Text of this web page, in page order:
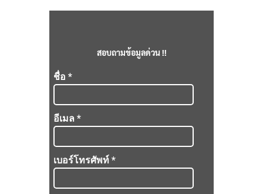
สอบถามข้อมูลด่วน !!
ชื่อ *
อีเมล *
เบอร์โทรศัพท์ *